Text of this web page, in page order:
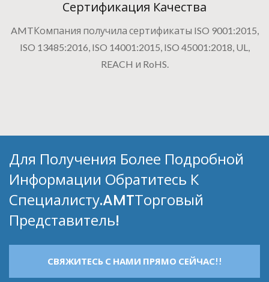
Сертификация Качества
AMTКомпания получила сертификаты ISO 9001:2015,
ISO 13485:2016, ISO 14001:2015, ISO 45001:2018, UL,
REACH и RoHS.
Для Получения Более Подробной
Информации Обратитесь К
Специалисту.AMTТорговый
Представитель!
СВЯЖИТЕСЬ С НАМИ ПРЯМО СЕЙЧАС!!